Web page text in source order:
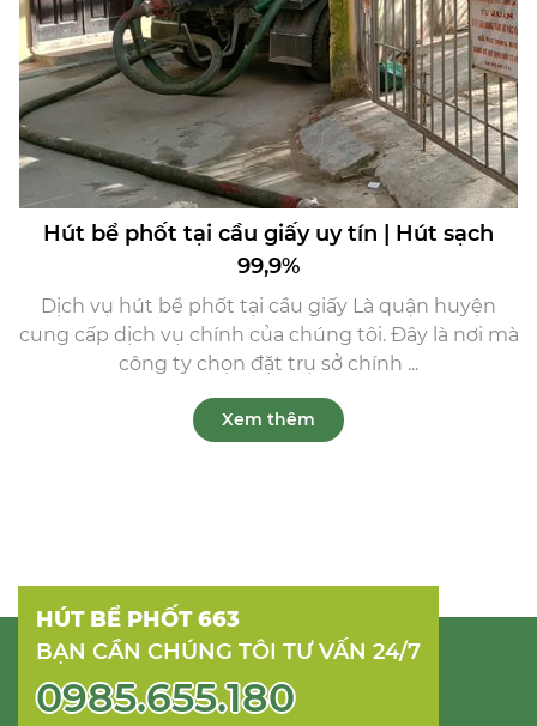
Hút bể phốt tại cầu giấy uy tín | Hút sạch
99,9%
Dịch vụ hút bể phốt tại cầu giấy Là quận huyện
cung cấp dịch vụ chính của chúng tôi. Đây là nơi mà
công ty chọn đặt trụ sở chính ...
Xem thêm
HÚT BỂ PHỐT 663
BẠN CẦN CHÚNG TÔI TƯ VẤN 24/7
0985.655.180